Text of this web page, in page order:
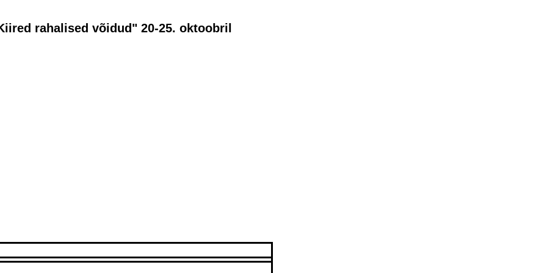
rahalised võidud" 20-25. oktoobril